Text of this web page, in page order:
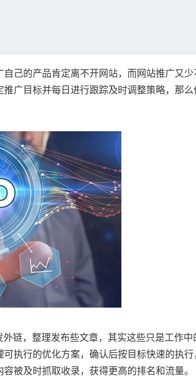
己的产品肯定离不开网站，而网站推广又
广目标并每日进行跟踪及时调整策略，那
链，整理发布些文章，其实这些只是工作
执行的优化方案，确认后按目标快速的执
被及时抓取收录，获得更高的排名和流量。